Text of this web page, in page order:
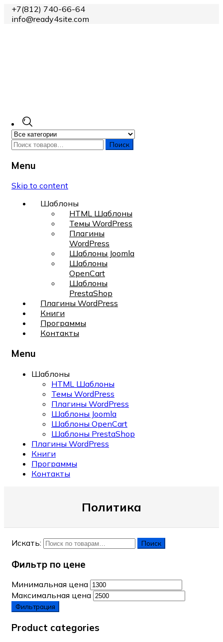
+7(812) 740-66-64
info@ready4site.com
Поиск
Menu
Skip to content
Шаблоны
HTML Шаблоны
Темы WordPress
Плагины
WordPress
Шаблоны Joomla
Шаблоны
OpenCart
Шаблоны
PrestaShop
Плагины WordPress
Книги
Программы
Контакты
Menu
Шаблоны
HTML Шаблоны
Темы WordPress
Плагины WordPress
Шаблоны Joomla
Шаблоны OpenCart
Шаблоны PrestaShop
Плагины WordPress
Книги
Программы
Контакты
Политика
Искать: Поиск
Фильтр по цене
Минимальная цена
Максимальная цена
Фильтрация
Product categories